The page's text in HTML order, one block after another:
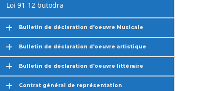
Loi 91-12 butodra
Bulletin de déclaration d'oeuvre Musicale
Bulletin de déclaration d'oeuvre artistique
Bulletin de declaration d'oeuvre littéraire
Contrat général de représentation